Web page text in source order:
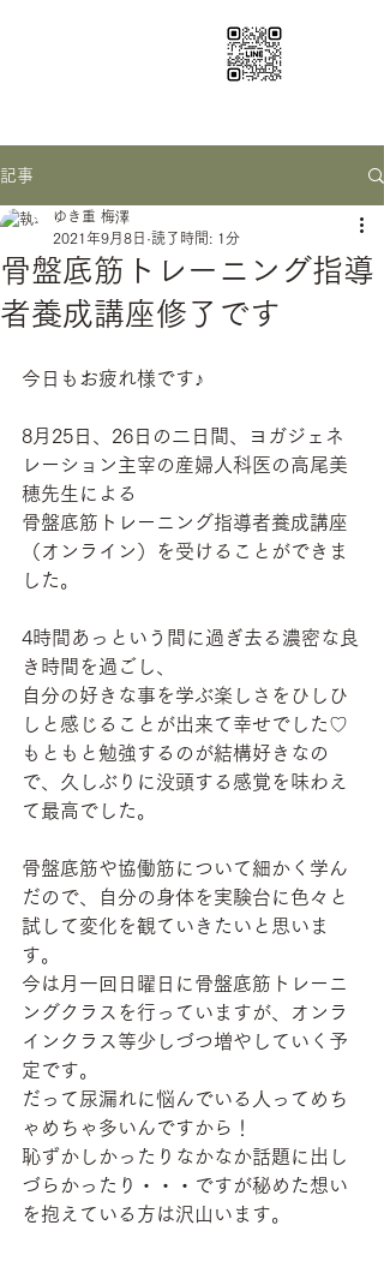
記事
骨盤底筋トレーニング指導
者養成講座修了です
ゆき重 梅澤
2021年9月8日 読了時間: 1分
今日もお疲れ様です♪
8月25日、26日の二日間、ヨガジェネ
レーション主宰の産婦人科医の高尾美
穂先生による
骨盤底筋トレーニング指導者養成講座
（オンライン）を受けることができま
した。
4時間あっという間に過ぎ去る濃密な良
き時間を過ごし、
自分の好きな事を学ぶ楽しさをひしひ
しと感じることが出来て幸せでした♡
もともと勉強するのが結構好きなの
で、久しぶりに没頭する感覚を味わえ
て最高でした。
骨盤底筋や協働筋について細かく学ん
だので、自分の身体を実験台に色々と
試して変化を観ていきたいと思いま
す。
今は月一回日曜日に骨盤底筋トレーニ
ングクラスを行っていますが、オンラ
インクラス等少しづつ増やしていく予
定です。
だって尿漏れに悩んでいる人ってめち
ゃめちゃ多いんですから！
恥ずかしかったりなかなか話題に出し
づらかったり・・・ですが秘めた想い
を抱えている方は沢山います。